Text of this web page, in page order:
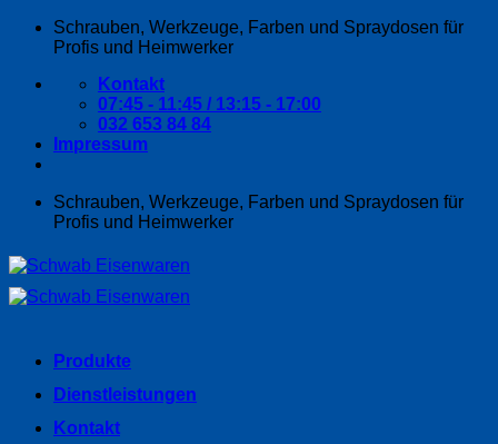
Zum
Schrauben, Werkzeuge, Farben und Spraydosen für
Profis und Heimwerker
Kontakt
07:45 - 11:45 / 13:15 - 17:00
032 653 84 84
Impressum
Schrauben, Werkzeuge, Farben und Spraydosen für
Profis und Heimwerker
Produkte
Dienstleistungen
Kontakt